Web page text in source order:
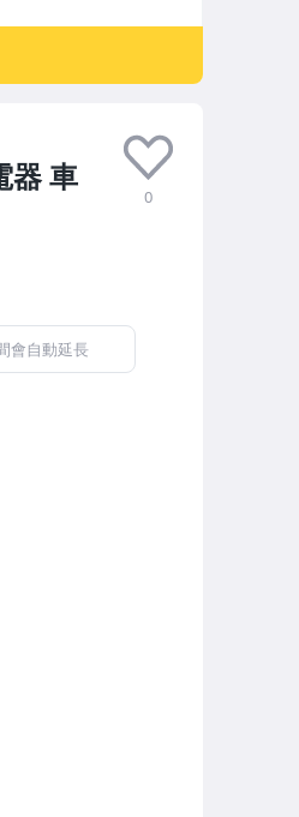
器 車
0
會自動延長